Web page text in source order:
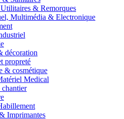
& Remorques
Multimédia & Electronique
décoration
propreté
& cosmétique
Medical
chantier
Imprimantes